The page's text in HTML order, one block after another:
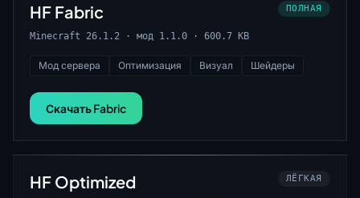
HF Fabric ПОЛНАЯ
Minecraft 26.1.2 · мод 1.1.0 · 600.7 KB
Мод сервера Оптимизация Визуал Шейдеры
Скачать Fabric
HF Optimized ЛЁГКАЯ